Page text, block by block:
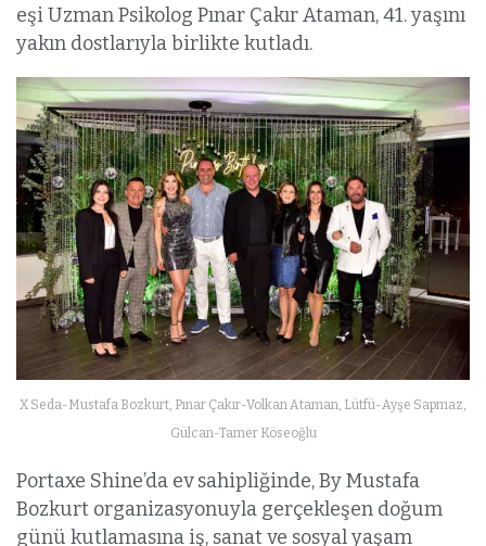
eşi Uzman Psikolog Pınar Çakır Ataman, 41. yaşını
yakın dostlarıyla birlikte kutladı.
X Seda-Mustafa Bozkurt, Pınar Çakır-Volkan Ataman, Lütfü-Ayşe Sapmaz,
Gülcan-Tamer Köseoğlu
Portaxe Shine’da ev sahipliğinde, By Mustafa
Bozkurt organizasyonuyla gerçekleşen doğum
günü kutlamasına iş, sanat ve sosyal yaşam